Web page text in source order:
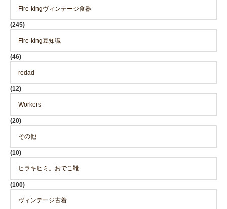
Fire-kingヴィンテージ食器
(245)
Fire-king豆知識
(46)
redad
(12)
Workers
(20)
その他
(10)
ヒラキヒミ。おでこ靴
(100)
ヴィンテージ古着